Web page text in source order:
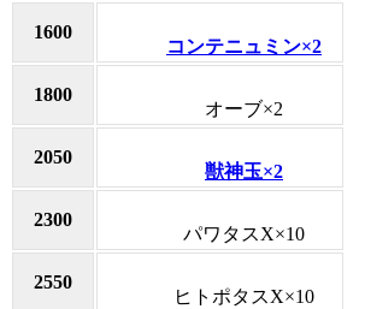
1600
コンテニュミン×2
1800
オーブ×2
2050
獣神玉×2
2300
パワタスX×10
2550
ヒトポタスX×10